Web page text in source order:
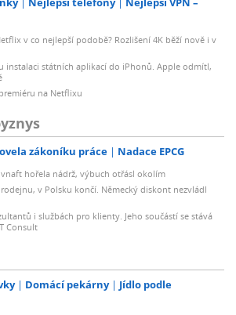
v co nejlepší podobě? Rozlišení 4K běží nově i v
instalaci státních aplikací do iPhonů. Apple odmítl,
na Netflixu
zákoníku práce Nadace EPCG
hořela nádrž, výbuch otřásl okolím
v Polsku končí. Německý diskont nezvládl
i službách pro klienty. Jeho součástí se stává
Consult
Domácí pekárny
Jídlo podle